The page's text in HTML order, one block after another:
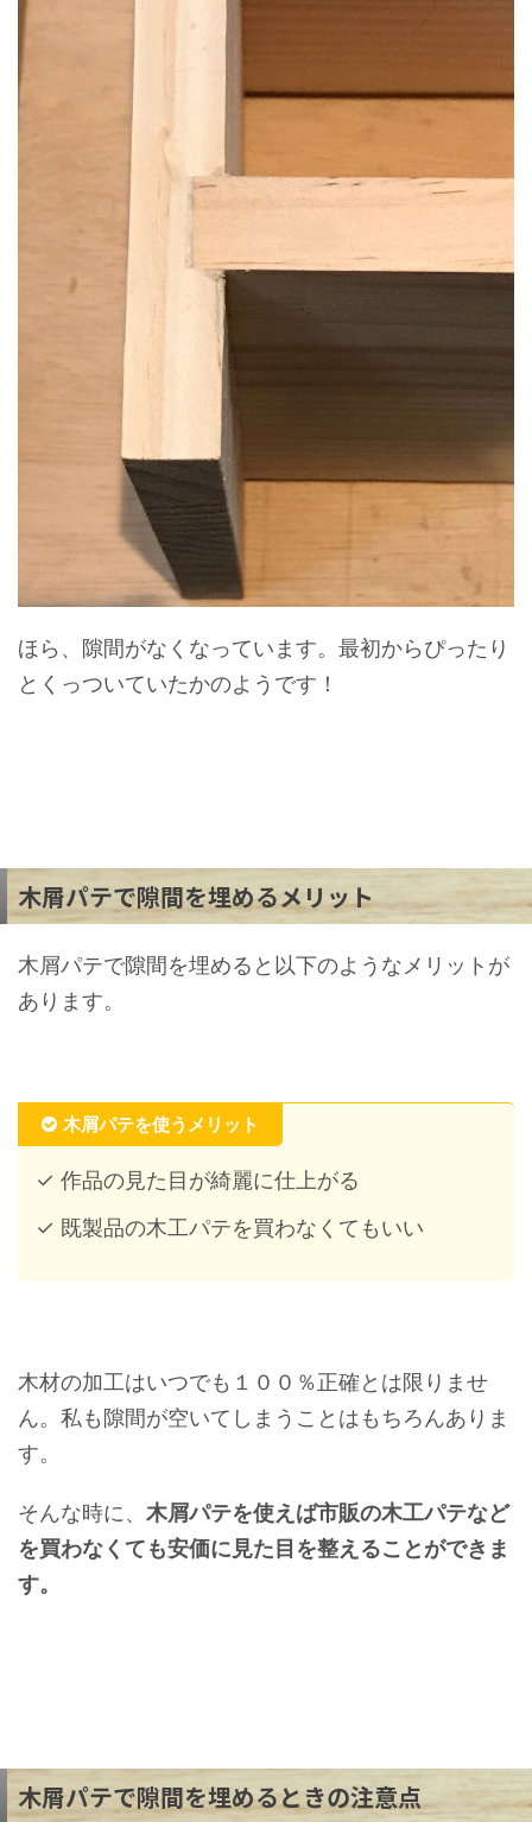
ほら、隙間がなくなっています。最初からぴったり
とくっついていたかのようです！
木屑パテで隙間を埋めるメリット
木屑パテで隙間を埋めると以下のようなメリットが
あります。
木屑パテを使うメリット
✓ 作品の見た目が綺麗に仕上がる
✓ 既製品の木工パテを買わなくてもいい
木材の加工はいつでも１００％正確とは限りませ
ん。私も隙間が空いてしまうことはもちろんありま
す。
そんな時に、 木屑パテを使えば市販の木工パテなど
を買わなくても安価に見た目を整えることができま
す。
木屑パテで隙間を埋めるときの注意点